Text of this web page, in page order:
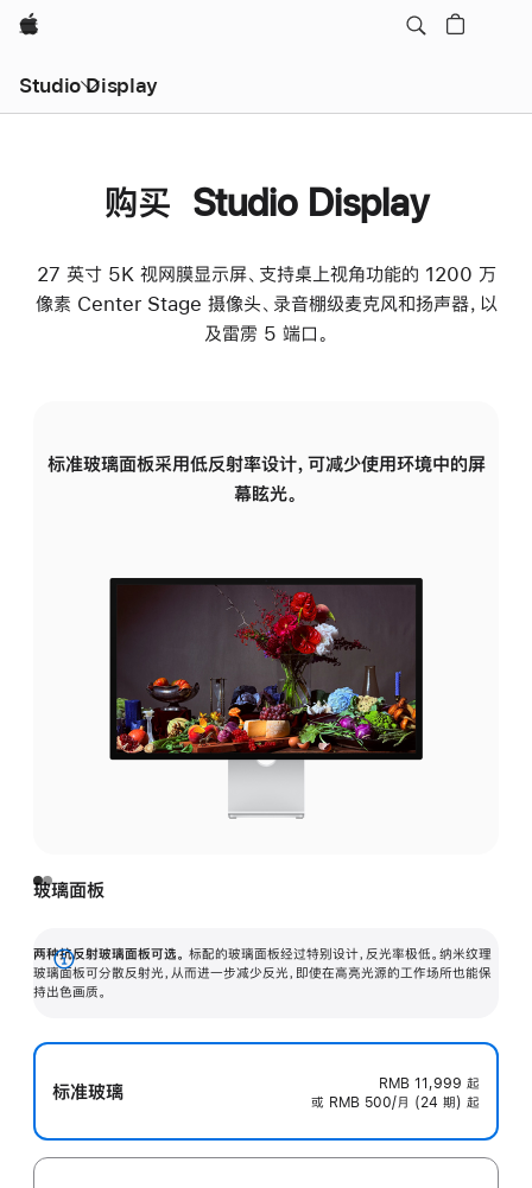
Apple
Studio Display
购买 Studio Display
27 英寸 5K 视网膜显示屏、支持桌上视角功能的 1200 万
像素 Center Stage 摄像头、录音棚级麦克风和扬声器，以
及雷雳 5 端口。
标准玻璃面板采用低反射率设计，可减少使用环境中的屏
幕眩光。
玻璃面板
两种抗反射玻璃面板可选。 标配的玻璃面板经过特别设计，反光率极低。纳米纹理
玻璃面板可分散反射光，从而进一步减少反光，即使在高亮光源的工作场所也能保
持出色画质。
展
开
标准玻璃 RMB 11,999 起
或 RMB 500/月 (24 期) 起